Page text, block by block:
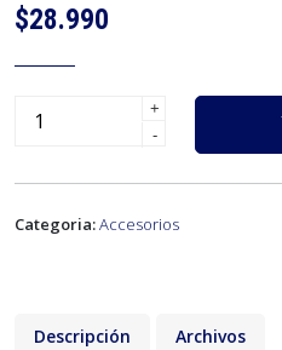
$28.990
+
-
Categoria:Accesorios
Descripción Archivos